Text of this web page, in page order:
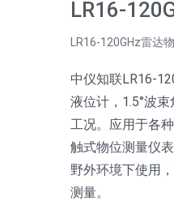
LR16-
LR16-120GHz雷达
中仪知联LR16-
液位计，1.5°波
工况。应用于各
触式物位测量仪
野外环境下使用
测量。